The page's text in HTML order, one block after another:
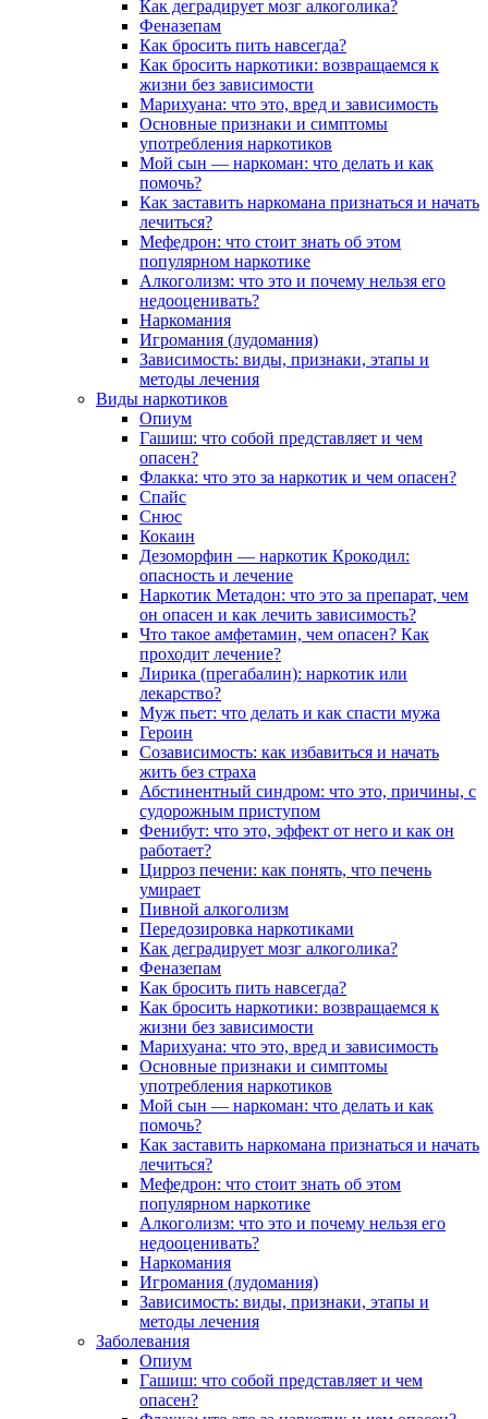
Как деградирует мозг алкоголика?
Феназепам
Как бросить пить навсегда?
Как бросить наркотики: возвращаемся к
жизни без зависимости
Марихуана: что это, вред и зависимость
Основные признаки и симптомы
употребления наркотиков
Мой сын — наркоман: что делать и как
помочь?
Как заставить наркомана признаться и начать
лечиться?
Мефедрон: что стоит знать об этом
популярном наркотике
Алкоголизм: что это и почему нельзя его
недооценивать?
Наркомания
Игромания (лудомания)
Зависимость: виды, признаки, этапы и
методы лечения
Виды наркотиков
Опиум
Гашиш: что собой представляет и чем
опасен?
Флакка: что это за наркотик и чем опасен?
Спайс
Снюс
Кокаин
Дезоморфин — наркотик Крокодил:
опасность и лечение
Наркотик Метадон: что это за препарат, чем
он опасен и как лечить зависимость?
Что такое амфетамин, чем опасен? Как
проходит лечение?
Лирика (прегабалин): наркотик или
лекарство?
Муж пьет: что делать и как спасти мужа
Героин
Созависимость: как избавиться и начать
жить без страха
Абстинентный синдром: что это, причины, с
судорожным приступом
Фенибут: что это, эффект от него и как он
работает?
Цирроз печени: как понять, что печень
умирает
Пивной алкоголизм
Передозировка наркотиками
Как деградирует мозг алкоголика?
Феназепам
Как бросить пить навсегда?
Как бросить наркотики: возвращаемся к
жизни без зависимости
Марихуана: что это, вред и зависимость
Основные признаки и симптомы
употребления наркотиков
Мой сын — наркоман: что делать и как
помочь?
Как заставить наркомана признаться и начать
лечиться?
Мефедрон: что стоит знать об этом
популярном наркотике
Алкоголизм: что это и почему нельзя его
недооценивать?
Наркомания
Игромания (лудомания)
Зависимость: виды, признаки, этапы и
методы лечения
Заболевания
Опиум
Гашиш: что собой представляет и чем
опасен?